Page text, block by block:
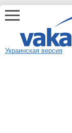
Украинская версия